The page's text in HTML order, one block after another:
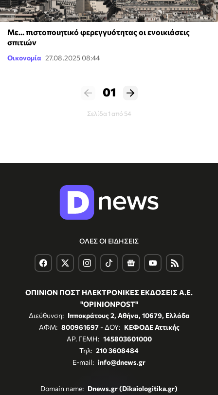
Με... πιστοποιητικό φερεγγυότητας οι ενοικιάσεις
σπιτιών
Οικονομία 27.08.2025 08:44
01
Σελίδα 1 από 54
ΟΛΕΣ ΟΙ ΕΙΔΗΣΕΙΣ
ΟΠΙΝΙΟΝ ΠΟΣΤ ΗΛΕΚΤΡΟΝΙΚΕΣ ΕΚΔΟΣΕΙΣ Α.Ε.
"OPINIONPOST"
Διεύθυνση: Ιπποκράτους 2, Αθήνα, 10679, Ελλάδα
ΑΦΜ: 800961697- ΔΟΥ: ΚΕΦΟΔΕ Αττικής
ΑΡ. ΓΕΜΗ: 145803601000
Τηλ: 210 3608484
E-mail: info@dnews.gr
Domain name: Dnews.gr (Dikaiologitika.gr)